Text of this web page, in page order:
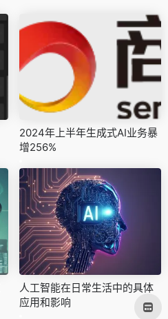
2024年上半年生成式AI业务暴
增256%
人工智能在日常生活中的具体
应用和影响